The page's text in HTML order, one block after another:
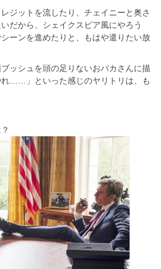
ジットを流したり、チェイニーと奥さ
だから、シェイクスピア風にやろう
ーンを進めたりと、もはや遣りたい放
ッシュを頭の足りないおバカさんに描
……」といった感じのヤリトリは、も